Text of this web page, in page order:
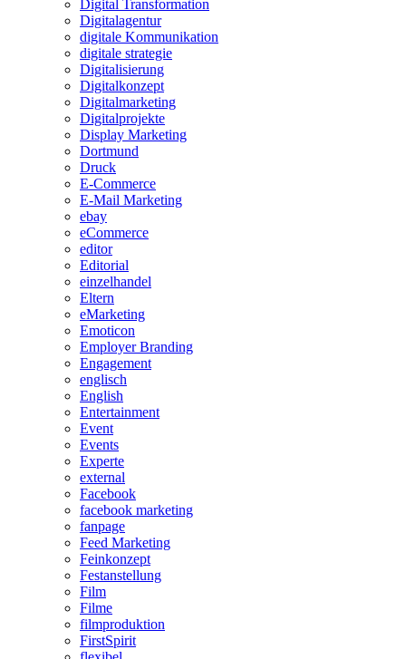
Digital Transformation
Digitalagentur
digitale Kommunikation
digitale strategie
Digitalisierung
Digitalkonzept
Digitalmarketing
Digitalprojekte
Display Marketing
Dortmund
Druck
E-Commerce
E-Mail Marketing
ebay
eCommerce
editor
Editorial
einzelhandel
Eltern
eMarketing
Emoticon
Employer Branding
Engagement
englisch
English
Entertainment
Event
Events
Experte
external
Facebook
facebook marketing
fanpage
Feed Marketing
Feinkonzept
Festanstellung
Film
Filme
filmproduktion
FirstSpirit